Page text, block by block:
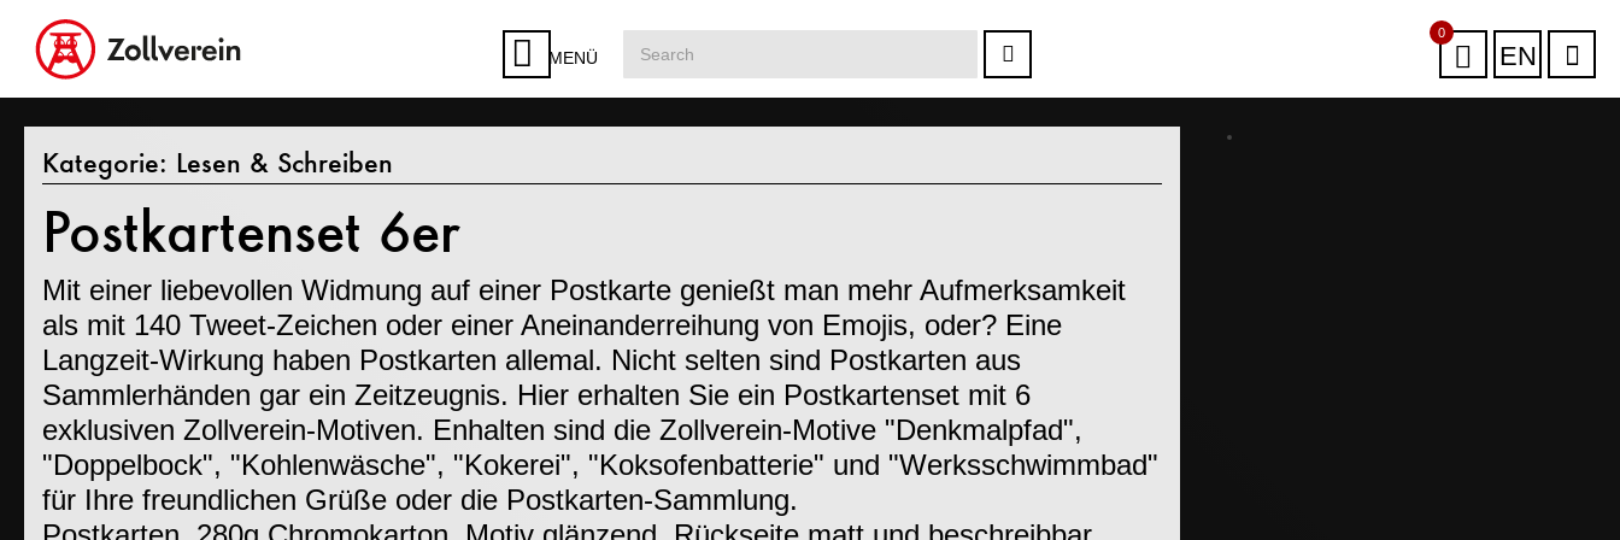
MENÜ EN
0
Kategorie: Lesen & Schreiben
Postkartenset 6er
Mit einer liebevollen Widmung auf einer Postkarte genießt man mehr Aufmerksamkeit
als mit 140 Tweet-Zeichen oder einer Aneinanderreihung von Emojis, oder? Eine
Langzeit-Wirkung haben Postkarten allemal. Nicht selten sind Postkarten aus
Sammlerhänden gar ein Zeitzeugnis. Hier erhalten Sie ein Postkartenset mit 6
exklusiven Zollverein-Motiven. Enhalten sind die Zollverein-Motive "Denkmalpfad",
"Doppelbock", "Kohlenwäsche", "Kokerei", "Koksofenbatterie" und "Werksschwimmbad"
für Ihre freundlichen Grüße oder die Postkarten-Sammlung.